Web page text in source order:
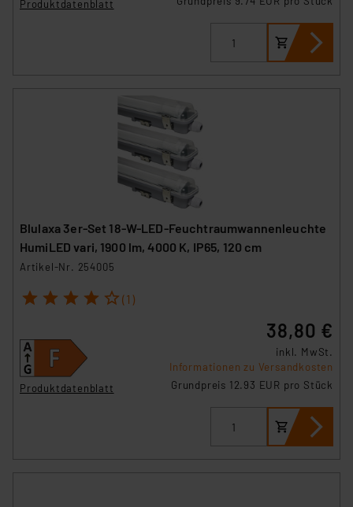
Produktdatenblatt
Blulaxa 3er-Set 18-W-LED-Feuchtraumwannenleuchte
HumiLED vari, 1900 lm, 4000 K, IP65, 120 cm
Artikel-Nr. 254005
1 2 3 4 5 (1)
Produktdatenblatt
38,80 €
inkl. MwSt.
Informationen zu Versandkosten
Grundpreis 12.93 EUR pro Stück